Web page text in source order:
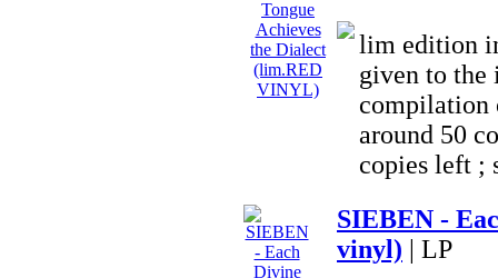
lim edition
given to the
around 50
copies left ;
SIEBEN -
vinyl) | LP